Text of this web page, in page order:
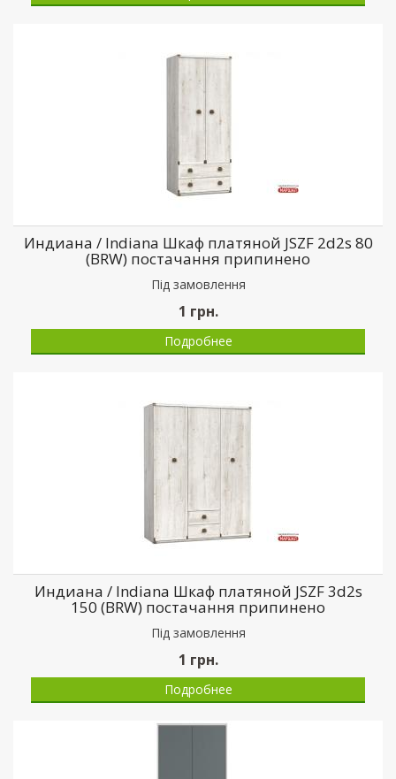
Индиана / Indiana Шкаф платяной JSZF 2d2s 80
(BRW) постачання припинено
Пiд замовлення
1 грн.
Подробнее
Индиана / Indiana Шкаф платяной JSZF 3d2s
150 (BRW) постачання припинено
Пiд замовлення
1 грн.
Подробнее